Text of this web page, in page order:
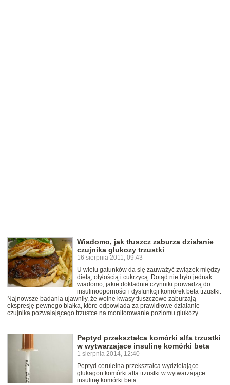
Wiadomo, jak tłuszcz zaburza działanie
czujnika glukozy trzustki
16 sierpnia 2011, 09:43
U wielu gatunków da się zauważyć związek między
dietą, otyłością i cukrzycą. Dotąd nie było jednak
wiadomo, jakie dokładnie czynniki prowadzą do
insulinooporności i dysfunkcji komórek beta trzustki.
Najnowsze badania ujawniły, że wolne kwasy tłuszczowe zaburzają
ekspresję pewnego białka, które odpowiada za prawidłowe działanie
czujnika pozwalającego trzustce na monitorowanie poziomu glukozy.
Peptyd przekształca komórki alfa trzustki
w wytwarzające insulinę komórki beta
1 sierpnia 2014, 12:40
Peptyd ceruleina przekształca wydzielające
glukagon komórki alfa trzustki w wytwarzające
insulinę komórki beta.